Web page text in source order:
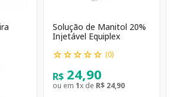
Solução de Manitol 20%
Injetável Equiplex
☆☆☆☆☆ (0)
R$ 24,90
ou em 1x de R$ 24,90